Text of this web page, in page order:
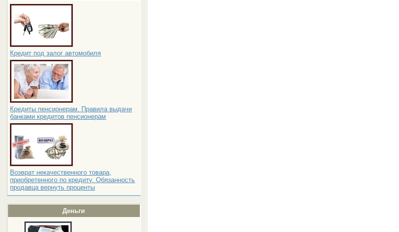
Кредит под залог автомобиля
Кредиты пенсионерам. Правила выдачи
банками кредитов пенсионерам
Возврат некачественного товара,
приобретенного по кредиту. Обязанность
продавца вернуть проценты
Деньги